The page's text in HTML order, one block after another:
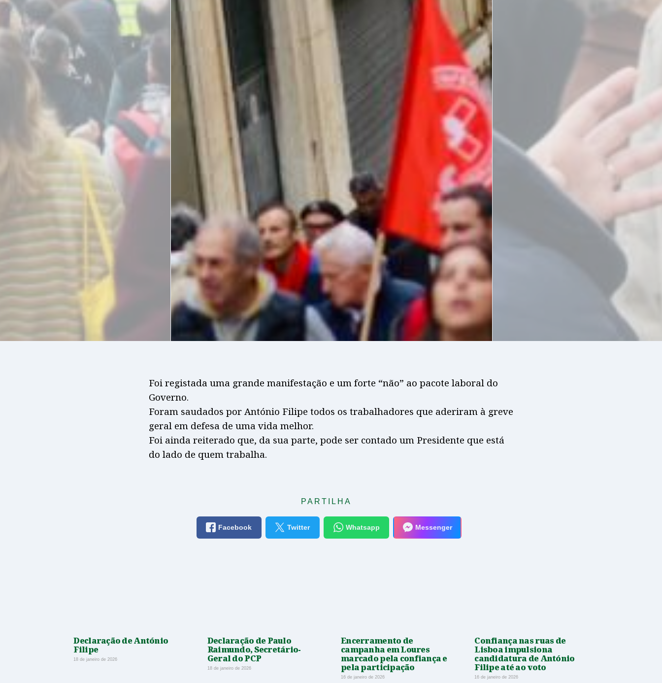
Foi registada uma grande manifestação e um forte “não” ao pacote laboral do
Governo.
Foram saudados por António Filipe todos os trabalhadores que aderiram à greve
geral em defesa de uma vida melhor.
Foi ainda reiterado que, da sua parte, pode ser contado um Presidente que está
do lado de quem trabalha.
PARTILHA
Facebook Twitter Whatsapp Messenger
Declaração de António
Filipe
18 de janeiro de 2026
Declaração de Paulo
Raimundo, Secretário-
Geral do PCP
18 de janeiro de 2026
Encerramento de
campanha em Loures
marcado pela confiança e
pela participação
16 de janeiro de 2026
Confiança nas ruas de
Lisboa impulsiona
candidatura de António
Filipe até ao voto
16 de janeiro de 2026